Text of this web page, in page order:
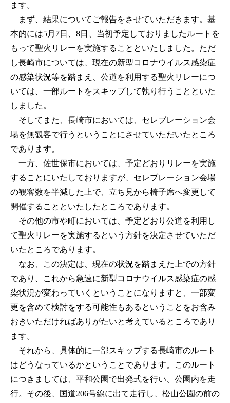
ます。
まず、結果についてご報告をさせていただきます。基
本的には5月7日、8日、当初予定しておりましたルートを
もって聖火リレーを実施することといたしました。ただ
し長崎市については、現在の新型コロナウイルス感染症
の感染状況等を踏まえ、公道を利用する聖火リレーにつ
いては、一部ルートをスキップして執り行うことといた
しました。
そしてまた、長崎市においては、セレブレーション会
場を無観客で行うということにさせていただいたところ
であります。
一方、佐世保市においては、予定どおりリレーを実施
することにいたしておりますが、セレブレーション会場
の観客数を半減した上で、立ち見から椅子席へ変更して
開催することといたしたところであります。
その他の市や町においては、予定どおり公道を利用し
て聖火リレーを実施するという方針を決定させていただ
いたところであります。
なお、この決定は、現在の状況を踏まえた上での方針
であり、これから急速に新型コロナウイルス感染症の感
染状況が変わっていくということになりますと、一部変
更を含めて検討をする可能性もあるということをお含み
おきいただければありがたいと考えているところであり
ます。
それから、具体的に一部スキップする長崎市のルート
はどうなっているかということであります。このルート
につきましては、平和公園で出発式を行い、公園内を走
行。その後、国道206号線に出て走行し、松山公園の前の